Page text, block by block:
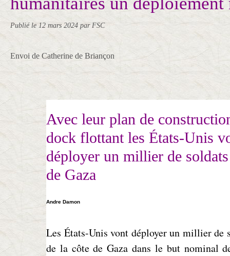
Publié le 12 mars 2024 par FSC
Envoi de Catherine de Briançon
Avec leur plan de
dock flottant les États-Unis
déployer un millier de
de Gaza
Andre Damon
Les États-Unis vont déployer un millier de
de la côte de Gaza dans le but nominal